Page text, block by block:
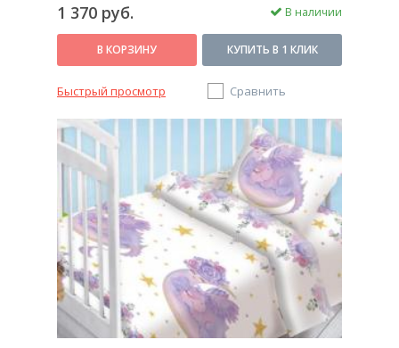
1 370 руб. В наличии
В КОРЗИНУ КУПИТЬ В 1 КЛИК
Быстрый просмотр Сравнить